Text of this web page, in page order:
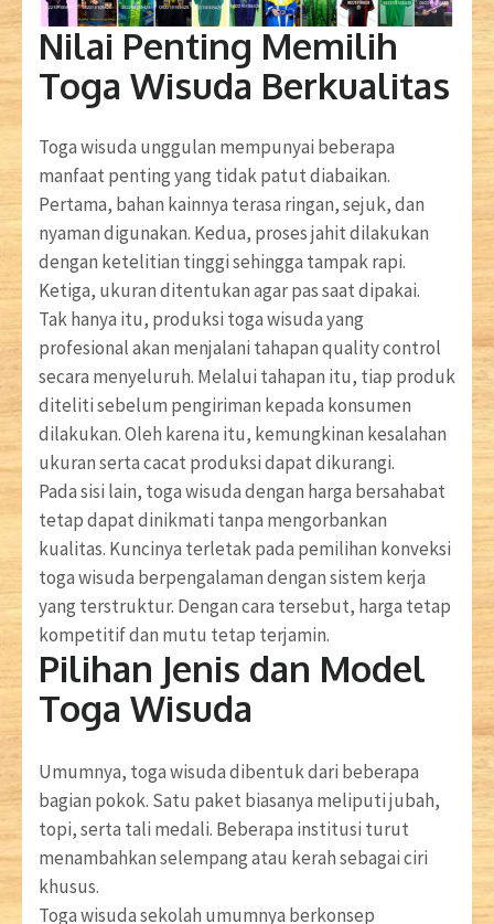
Nilai Penting Memilih
Toga Wisuda Berkualitas
Toga wisuda unggulan mempunyai beberapa
manfaat penting yang tidak patut diabaikan.
Pertama, bahan kainnya terasa ringan, sejuk, dan
nyaman digunakan. Kedua, proses jahit dilakukan
dengan ketelitian tinggi sehingga tampak rapi.
Ketiga, ukuran ditentukan agar pas saat dipakai.
Tak hanya itu, produksi toga wisuda yang
profesional akan menjalani tahapan quality control
secara menyeluruh. Melalui tahapan itu, tiap produk
diteliti sebelum pengiriman kepada konsumen
dilakukan. Oleh karena itu, kemungkinan kesalahan
ukuran serta cacat produksi dapat dikurangi.
Pada sisi lain, toga wisuda dengan harga bersahabat
tetap dapat dinikmati tanpa mengorbankan
kualitas. Kuncinya terletak pada pemilihan konveksi
toga wisuda berpengalaman dengan sistem kerja
yang terstruktur. Dengan cara tersebut, harga tetap
kompetitif dan mutu tetap terjamin.
Pilihan Jenis dan Model
Toga Wisuda
Umumnya, toga wisuda dibentuk dari beberapa
bagian pokok. Satu paket biasanya meliputi jubah,
topi, serta tali medali. Beberapa institusi turut
menambahkan selempang atau kerah sebagai ciri
khusus.
Toga wisuda sekolah umumnya berkonsep